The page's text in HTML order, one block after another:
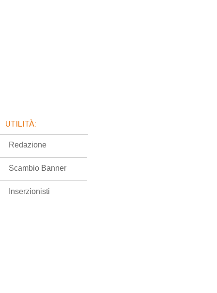
UTILITÀ:
Redazione
Scambio Banner
Inserzionisti